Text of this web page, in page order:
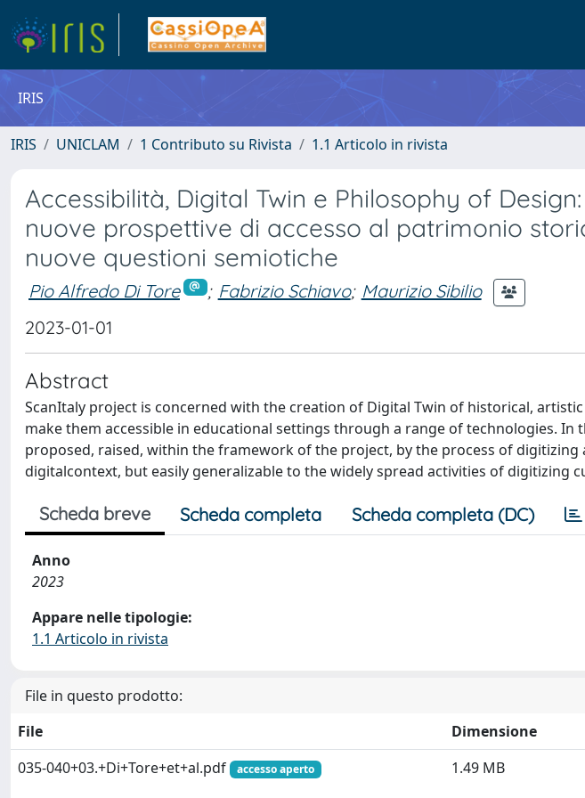
IRIS
IRIS UNICLAM 1 Contributo su Rivista 1.1 Articolo in rivista
Accessibilità, Digital Twin e Philosophy of
nuove prospettive di accesso al patrimonio
nuove questioni semiotiche
Pio Alfredo Di Tore ; Fabrizio Schiavo; Maurizio Sibilio
2023-01-01
Abstract
ScanItaly project is concerned with the creation of Digital Twin of historical,
make them accessible in educational settings through a range of technologies. In
proposed, raised, within the framework of the project, by the process of
digitalcontext, but easily generalizable to the widely spread activities of digitizing
Scheda breve Scheda completa Scheda completa (DC)
Anno
2023
Appare nelle tipologie:
1.1 Articolo in rivista
File in questo prodotto:
File
Dimensione
035-040+03.+Di+Tore+et+al.pdf
accesso aperto 1.49 MB